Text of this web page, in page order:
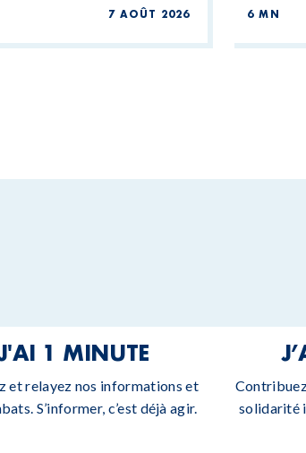
7 AOÛT 2026 6 MN
1 MINUTE
et relayez nos informations et
S’informer, c’est déjà agir.
solidarité